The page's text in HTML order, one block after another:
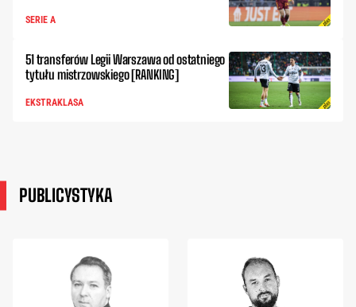
SERIE A
51 transferów Legii Warszawa od ostatniego
tytułu mistrzowskiego [RANKING]
EKSTRAKLASA
PUBLICYSTYKA